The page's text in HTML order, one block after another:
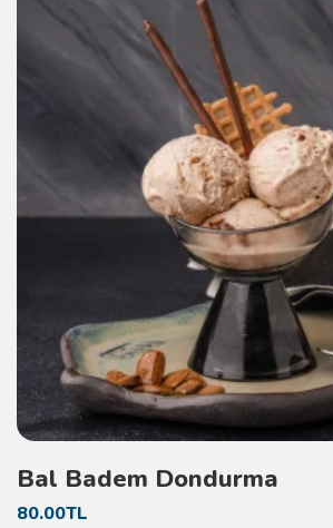
Bal Badem Dondurma
80.00TL